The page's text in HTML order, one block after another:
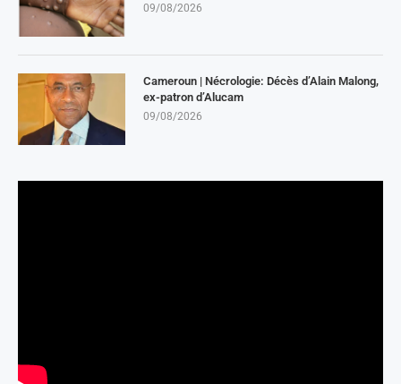
09/08/2026
Cameroun | Nécrologie: Décès d’Alain Malong,
ex-patron d’Alucam
09/08/2026